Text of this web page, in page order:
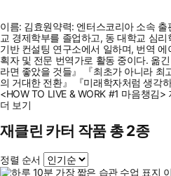
이름: 김효원약력: 엔터스코리아 소속
교 경제학부를 졸업하고, 동 대학교 심
기반 컨설팅 연구소에서 일하며, 번역
획자 및 전문 번역가로 활동 중이다. 옮
라면 좋았을 것들』 『최초가 아니라 최
의 거대한 전환』 『미래학자처럼 생각
<HOW TO LIVE & WORK #1 마음챙김>
더 보기
재클린 카터 작품 총 2종
정렬 순서